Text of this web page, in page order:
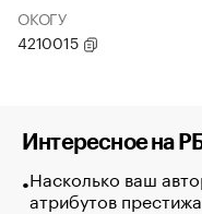
ОКОГУ
4210015
Интересное на
Насколько ваш
атрибутов